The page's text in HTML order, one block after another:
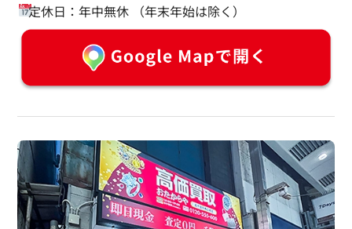
定休日：年中無休 （年末年始は除く）